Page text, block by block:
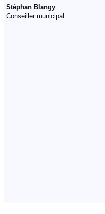
Stéphan Blangy
Conseiller municipal